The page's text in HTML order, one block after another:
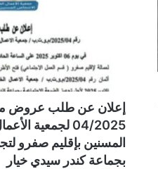
إعلان عن طلب عروض
04/2025 لجمعية
المسنين بإقليم صفرو
بجماعة كندر سيدي خيار